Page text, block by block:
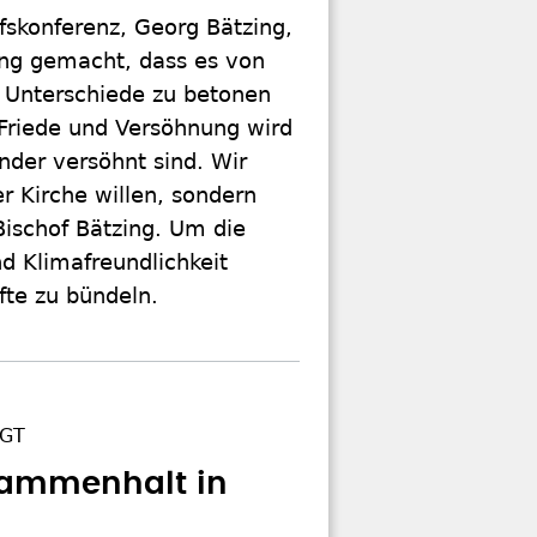
Georg Bätzing,
gemacht, dass es von
zu betonen
und Versöhnung wird
versöhnt sind. Wir
Kirche willen, sondern
Bätzing. Um die
Klimafreundlichkeit
zu bündeln.
in